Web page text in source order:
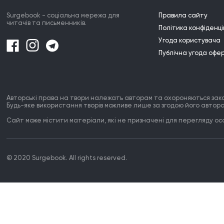
Surgebook - соціальна мережа для
читачів та письменників.
Правила сайту
Політика
Угода користувача
Публічна угода
Авторські права на твори належать авторам та охороняються
Будь-яке використання творів можливе лише за згодою його
Сайт може містити матеріали, які не призначені для перегляду
© 2020 Surgebook. All rights reserved.